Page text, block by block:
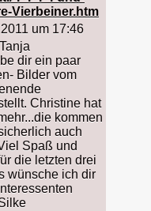
Vierbeiner.htm
um 17:46
dir ein paar
Bilder vom
Christine hat
kommen
auch
Spaß und
die letzten drei
wünsche ich dir